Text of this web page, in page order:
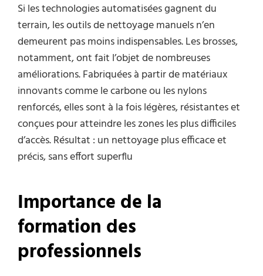
Si les technologies automatisées gagnent du
terrain, les outils de nettoyage manuels n’en
demeurent pas moins indispensables. Les brosses,
notamment, ont fait l’objet de nombreuses
améliorations. Fabriquées à partir de matériaux
innovants comme le carbone ou les nylons
renforcés, elles sont à la fois légères, résistantes et
conçues pour atteindre les zones les plus difficiles
d’accès. Résultat : un nettoyage plus efficace et
précis, sans effort superflu
Importance de la
formation des
professionnels